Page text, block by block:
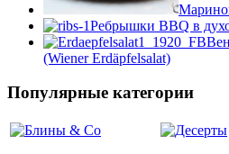
Ребрышки BBQ в
(Wiener Erdäpfelsalat)
Популярные категории